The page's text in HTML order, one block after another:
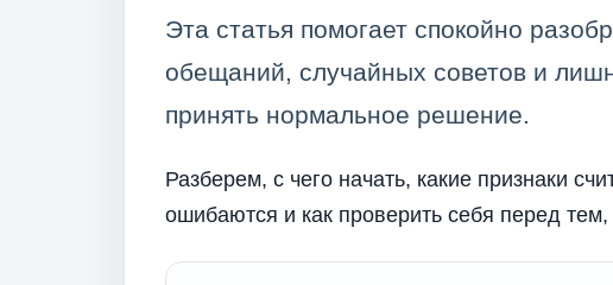
Эта статья помогает спокойно
обещаний, случайных советов и
принять нормальное решение.
Разберем, с чего начать, какие признаки
ошибаются и как проверить себя перед